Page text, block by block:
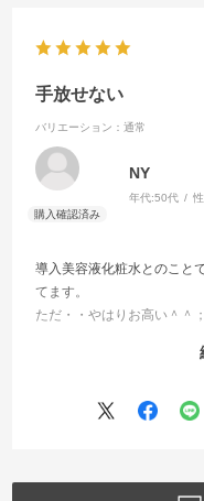
手放せない
バリエーション：通常
NY
年代:50代
導入美容液化粧水とのこと
てます。
ただ・・やはりお高い＾＾；
こちらも定期購入ができた
ずーっと続けていきたい商